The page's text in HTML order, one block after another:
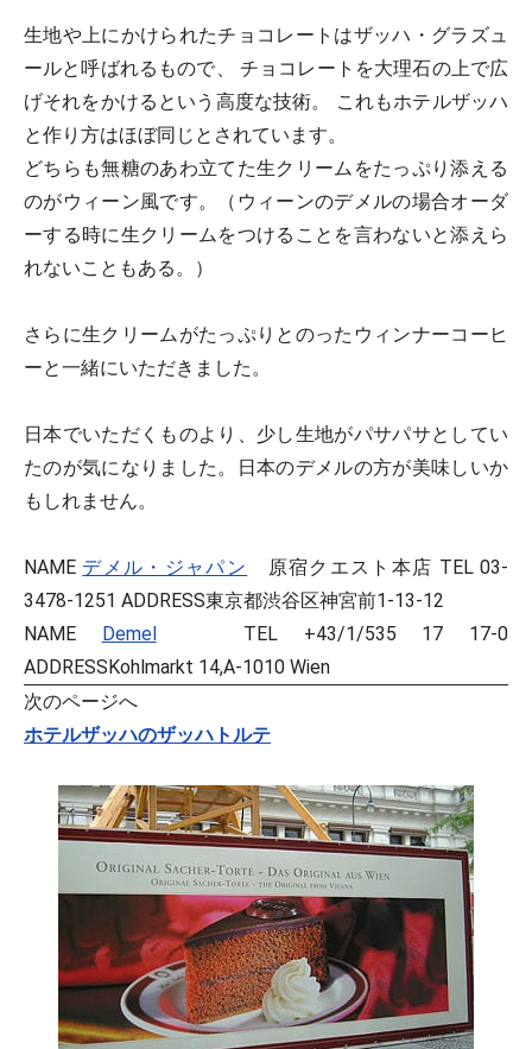
生地や上にかけられたチョコレートはザッハ・グラズュ
ールと呼ばれるもので、 チョコレートを大理石の上で広
げそれをかけるという高度な技術。 これもホテルザッハ
と作り方はほぼ同じとされています。
どちらも無糖のあわ立てた生クリームをたっぷり添える
のがウィーン風です。（ウィーンのデメルの場合オーダ
ーする時に生クリームをつけることを言わないと添えら
れないこともある。）
さらに生クリームがたっぷりとのったウィンナーコーヒ
ーと一緒にいただきました。
日本でいただくものより、少し生地がパサパサとしてい
たのが気になりました。日本のデメルの方が美味しいか
もしれません。
NAME デメル・ジャパン
原宿クエスト本店 TEL 03-
3478-1251 ADDRESS東京都渋谷区神宮前1-13-12
NAME DemelTEL +43/1/535 17 17-0
ADDRESSKohlmarkt 14,A-1010 Wien
次のページへ
ホテルザッハのザッハトルテ